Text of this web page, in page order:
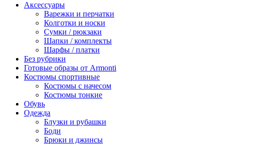
Аксессуары
Варежки и перчатки
Колготки и носки
Сумки / рюкзаки
Шапки / комплекты
Шарфы / платки
Без рубрики
Готовые образы от Armonti
Костюмы спортивные
Костюмы с начесом
Костюмы тонкие
Обувь
Одежда
Блузки и рубашки
Боди
Брюки и джинсы